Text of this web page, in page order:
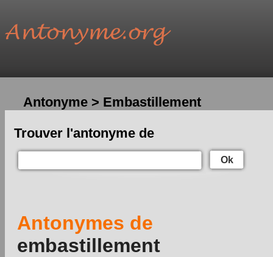
Antonyme > Embastillement
Trouver l'antonyme de
Ok
Antonymes de
embastillement